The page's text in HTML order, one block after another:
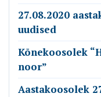
27.08.2020
uudised
Kõnekoosolek
noor”
Aastakoosolek